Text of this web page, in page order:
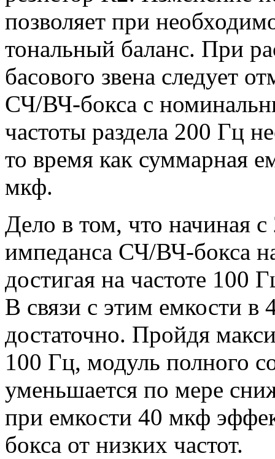
позволяет при
тональный баланс. При
басового звена следует
СЧ/ВЧ-бокса с
частоты раздела 200 Гц
то время как суммарная
мкф.
Дело в том, что начиная
импеданса СЧ/ВЧ-бокса
достигая на частоте 100
В связи с этим емкости в
достаточно. Пройдя
100 Гц, модуль полного
уменьшается по мере
при емкости 40 мкф
бокса от низких частот.